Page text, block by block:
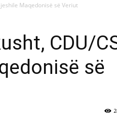
Maqedonisë së Veriut
CDU/
së